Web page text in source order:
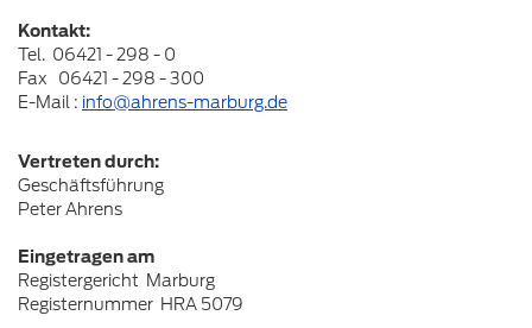
Kontakt:
Tel. 06421 - 298 - 0
Fax 06421 - 298 - 300
E-Mail : info@ahrens-marburg.de
Vertreten durch:
Geschäftsführung
Peter Ahrens
Eingetragen am
Registergericht Marburg
Registernummer HRA 5079